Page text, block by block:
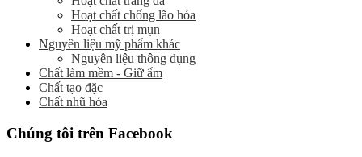
Hoạt chất chống lão hóa
Hoạt chất trị mụn
Nguyên liệu mỹ phẩm khác
Nguyên liệu thông dụng
Chất làm mềm - Giữ ẩm
Chất tạo đặc
Chất nhũ hóa
Chúng tôi trên Facebook